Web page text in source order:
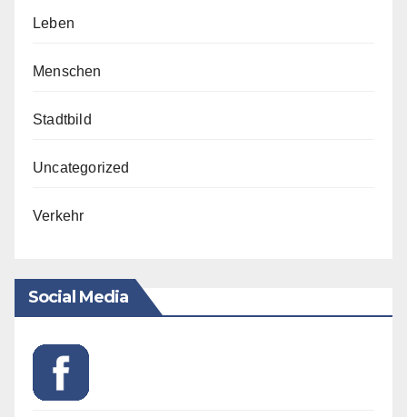
Leben
Menschen
Stadtbild
Uncategorized
Verkehr
Social Media